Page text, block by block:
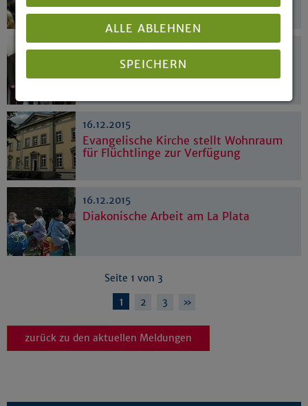
18.12.2015
Mehr Dialog über kritische Fragen der
Landwirtschaft
16.12.2015
Evangelische Kirche stellt Wohnraum
für Flüchtlinge zur Verfügung
16.12.2015
Diakonische Arbeit am La Plata
Seite 1 von 3
1 2 3 »
zurück zu den aktuellen Meldungen
ALLE ABLEHNEN
SPEICHERN
Impressum | Datenschutz